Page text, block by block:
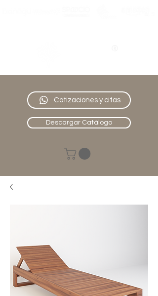
Cotizaciones y citas
Descargar Catálogo